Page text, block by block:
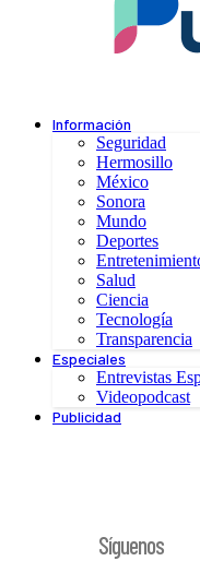
Información
Seguridad
Hermosillo
México
Sonora
Mundo
Deportes
Salud
Ciencia
Tecnología
Transparencia
Especiales
Entrevistas
Videopodcast
Publicidad
Síguenos